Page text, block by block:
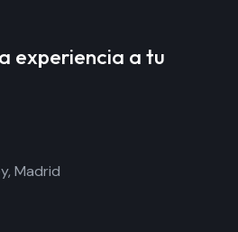
experiencia a tu
Madrid